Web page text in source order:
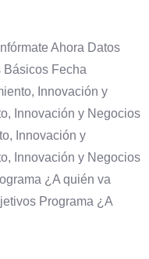
Ahora Datos
Básicos Fecha
Innovación y
Innovación y Negocios
Innovación y
Innovación y Negocios
¿A quién va
Programa ¿A